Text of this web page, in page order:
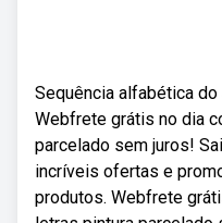
Sequência alfabética do
Webfrete grátis no dia
parcelado sem juros!
incríveis ofertas e
produtos. Webfrete